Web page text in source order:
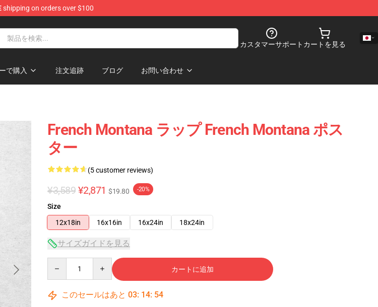
shipping on orders over $100
カスタマーサポート カートを見る
で購入 注文追跡 ブログ お問い合わせ
French Montana ラップ French Montana ポス
ター
(5 customer reviews)
¥3,589 ¥2,871 $19.80 -20%
Size
12x18in
16x16in 16x24in 18x24in
サイズガイドを見る
カートに追加
このセールはあと 03: 14: 53